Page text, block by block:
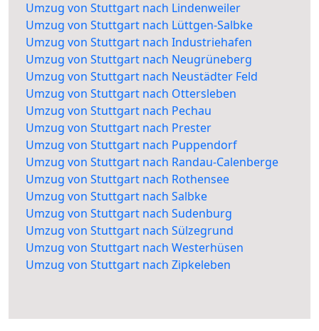
Umzug von Stuttgart nach Lindenweiler
Umzug von Stuttgart nach Lüttgen-Salbke
Umzug von Stuttgart nach Industriehafen
Umzug von Stuttgart nach Neugrüneberg
Umzug von Stuttgart nach Neustädter Feld
Umzug von Stuttgart nach Ottersleben
Umzug von Stuttgart nach Pechau
Umzug von Stuttgart nach Prester
Umzug von Stuttgart nach Puppendorf
Umzug von Stuttgart nach Randau-Calenberge
Umzug von Stuttgart nach Rothensee
Umzug von Stuttgart nach Salbke
Umzug von Stuttgart nach Sudenburg
Umzug von Stuttgart nach Sülzegrund
Umzug von Stuttgart nach Westerhüsen
Umzug von Stuttgart nach Zipkeleben